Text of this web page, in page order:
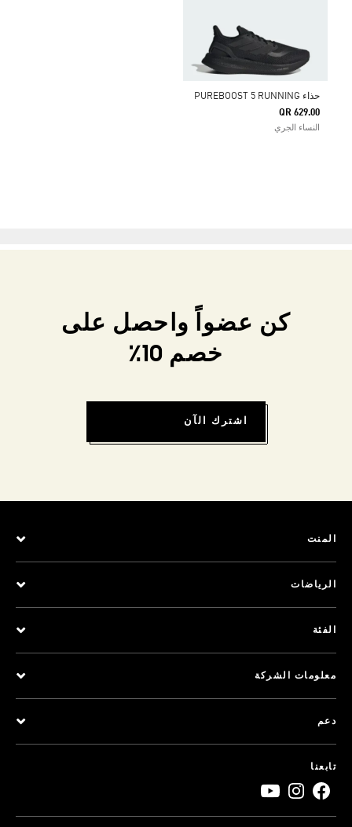
حذاء PUREBOOST 5 RUNNING
QR 629.00
النساء الجري
كن عضواً واحصل على
خصم 10٪
اشترك الآن
المنت
الرياضات
الفئة
معلومات الشركة
دعم
تابعنا